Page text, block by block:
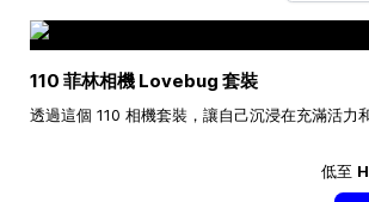
110 菲林相機 Lovebug 套裝
透過這個 110 相機套裝，讓自己沉浸在充滿活力
低至